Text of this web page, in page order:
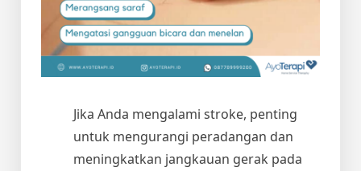
Jika Anda mengalami stroke, penting
untuk mengurangi peradangan dan
meningkatkan jangkauan gerak pada